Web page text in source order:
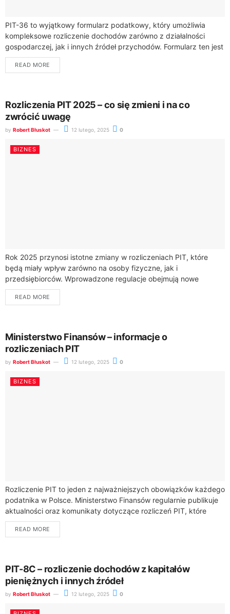
PIT-36 to wyjątkowy formularz podatkowy, który umożliwia
kompleksowe rozliczenie dochodów zarówno z działalności
gospodarczej, jak i innych źródeł przychodów. Formularz ten jest
szczególnie przydatny dla przedsiębiorców, których działalność
opodatkowana jest...
READ MORE
Rozliczenia PIT 2025 – co się zmieni i na co
zwrócić uwagę
by Robert Błuskot 12 lutego, 2025 0
BIZNES
Rok 2025 przynosi istotne zmiany w rozliczeniach PIT, które
będą miały wpływ zarówno na osoby fizyczne, jak i
przedsiębiorców. Wprowadzone regulacje obejmują nowe
zasady dotyczące wakacji składkowych ZUS oraz modyfikacje...
READ MORE
Ministerstwo Finansów – informacje o
rozliczeniach PIT
by Robert Błuskot 12 lutego, 2025 0
BIZNES
Rozliczenie PIT to jeden z najważniejszych obowiązków każdego
podatnika w Polsce. Ministerstwo Finansów regularnie publikuje
aktualności oraz komunikaty dotyczące rozliczeń PIT, które
można znaleźć na ich stronie internetowej. Okres rozliczeń...
READ MORE
PIT-8C – rozliczenie dochodów z kapitałów
pieniężnych i innych źródeł
by Robert Błuskot 12 lutego, 2025 0